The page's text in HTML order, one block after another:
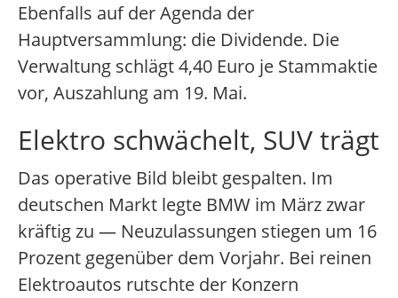
Ebenfalls auf der Agenda der
Hauptversammlung: die Dividende. Die
Verwaltung schlägt 4,40 Euro je Stammaktie
vor, Auszahlung am 19. Mai.
Elektro schwächelt, SUV trägt
Das operative Bild bleibt gespalten. Im
deutschen Markt legte BMW im März zwar
kräftig zu — Neuzulassungen stiegen um 16
Prozent gegenüber dem Vorjahr. Bei reinen
Elektroautos rutschte der Konzern